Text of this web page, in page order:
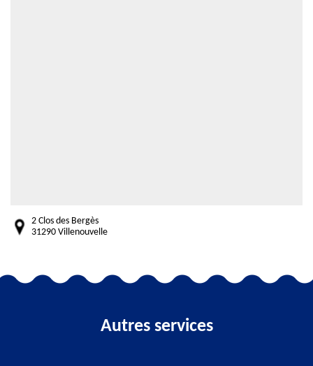
2 Clos des Bergès
31290 Villenouvelle
Autres services